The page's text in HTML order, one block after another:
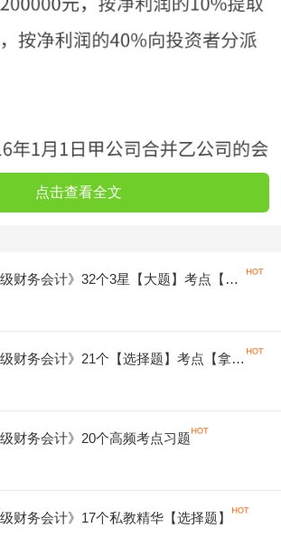
点击查看全文
财务会计》32个3星【大题】考点【拿
财务会计》21个【选择题】考点【拿分
财务会计》20个高频考点习题
财务会计》17个私教精华【选择题】